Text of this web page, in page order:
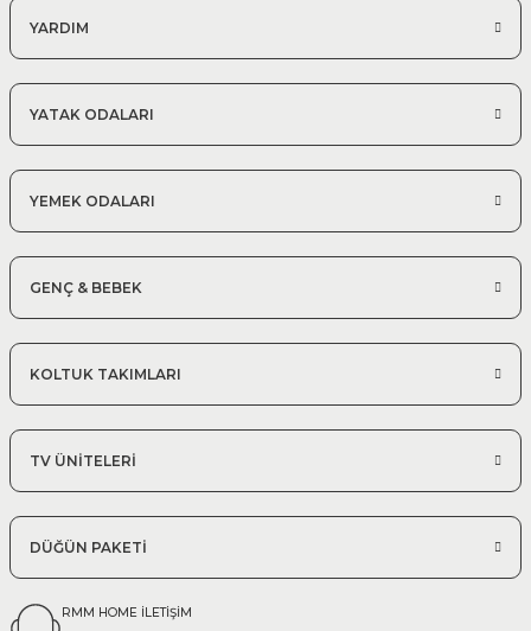
YARDIM
YATAK ODALARI
YEMEK ODALARI
GENÇ & BEBEK
KOLTUK TAKIMLARI
TV ÜNİTELERİ
DÜĞÜN PAKETİ
RMM HOME İLETİŞİM